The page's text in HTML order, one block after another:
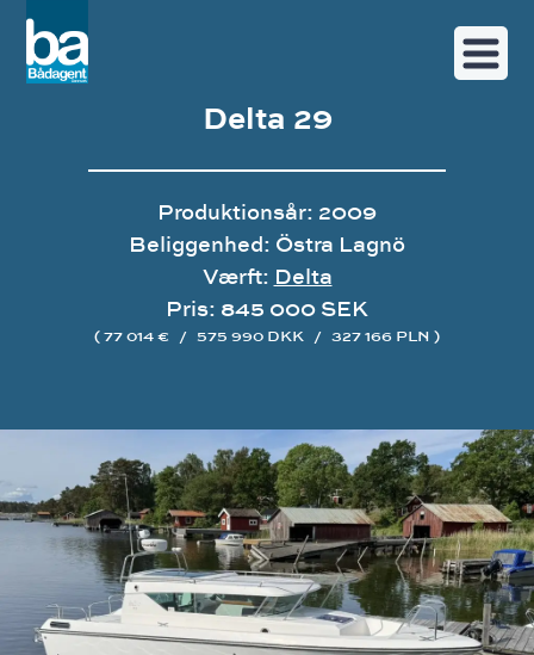
Delta 29
Produktionsår: 2009
Beliggenhed: Östra Lagnö
Værft: Delta
Pris: 845 000 SEK
( 77 014 € / 575 990 DKK / 327 166 PLN )